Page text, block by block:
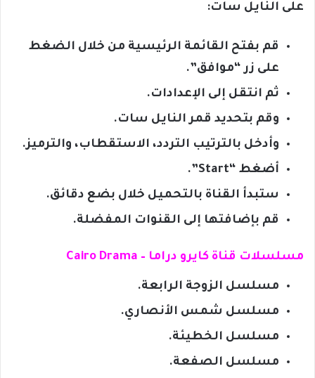
على النايل سات:
قم بفتح القائمة الرئيسية من خلال الضغط
على زر “موافق”.
ثم انتقل إلى الإعدادات.
وقم بتحديد قمر النايل سات.
وأدخل بالترتيب التردد، الاستقطاب، والترميز.
أضغط “Start”.
ستبدأ القناة بالتحميل خلال بضع دقائق.
قم بإضافتها إلى القنوات المفضلة.
مسلسلات قناة كايرو دراما – Cairo Drama
مسلسل الزوجة الرابعة.
مسلسل شمس الأنصاري.
مسلسل الخطيئة.
مسلسل الصفعة.